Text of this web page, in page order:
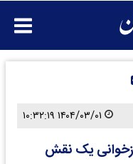
یک نقش